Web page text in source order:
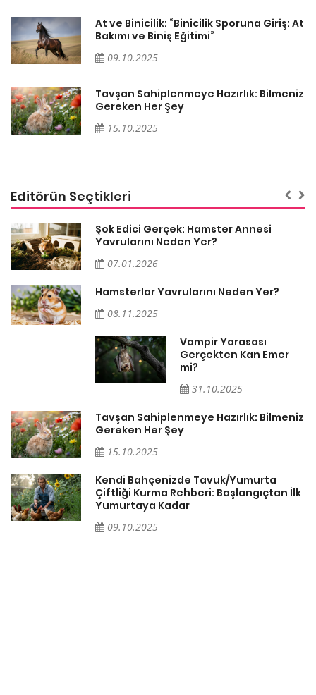
At ve Binicilik: “Binicilik Sporuna Giriş: At
Bakımı ve Biniş Eğitimi”
09.10.2025
Tavşan Sahiplenmeye Hazırlık: Bilmeniz
Gereken Her Şey
15.10.2025
Editörün Seçtikleri
Şok Edici Gerçek: Hamster Annesi
Yavrularını Neden Yer?
07.01.2026
Hamsterlar Yavrularını Neden Yer?
08.11.2025
Vampir Yarasası
Gerçekten Kan Emer
mi?
31.10.2025
Tavşan Sahiplenmeye Hazırlık: Bilmeniz
Gereken Her Şey
15.10.2025
Kendi Bahçenizde Tavuk/Yumurta
Çiftliği Kurma Rehberi: Başlangıçtan İlk
Yumurtaya Kadar
09.10.2025